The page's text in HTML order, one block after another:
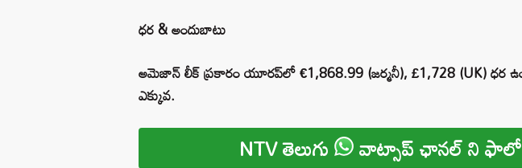
ధర & అందుబాటు
అమెజాన్ లీక్ ప్రకారం యూరప్‌లో €1,868.99 (జర్మనీ), £1,728 (UK) ధర
ఎక్కువ.
NTV తెలుగు వాట్సాప్ ఛానల్ ని ఫాలో